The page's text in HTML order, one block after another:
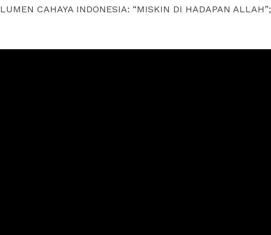
CAHAYA INDONESIA: “MISKIN DI HADAPAN ALLAH”;